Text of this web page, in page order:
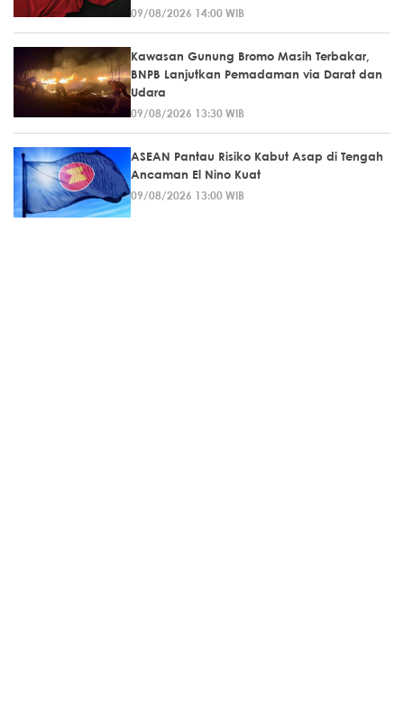
09/08/2026 14:00 WIB
Kawasan Gunung Bromo Masih Terbakar,
BNPB Lanjutkan Pemadaman via Darat dan
Udara
09/08/2026 13:30 WIB
ASEAN Pantau Risiko Kabut Asap di Tengah
Ancaman El Nino Kuat
09/08/2026 13:00 WIB